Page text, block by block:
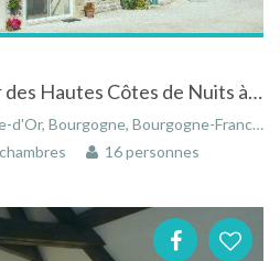
Maison située au coeur des Hautes Côtes de Nuits à Villers-la-Faye en Bourgogne
Bourgogne-Franche-Comté, France
16 personnes